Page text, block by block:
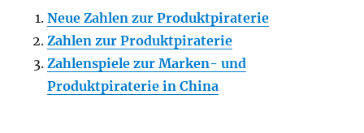
Neue Zahlen zur Produktpiraterie
Zahlen zur Produktpiraterie
Zahlenspiele zur Marken- und
Produktpiraterie in China